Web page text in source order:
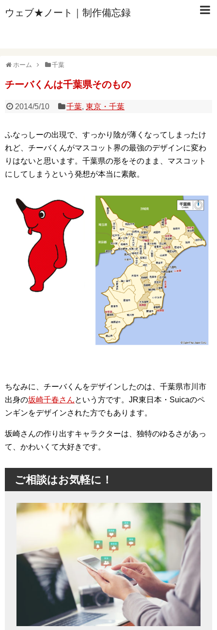
ウェブ★ノート｜制作備忘録
ホーム 千葉
チーバくんは千葉県そのもの
2014/5/10 千葉,東京・千葉
ふなっしーの出現で、すっかり陰が薄くなってしまったけ
れど、チーバくんがマスコット界の最強のデザインに変わ
りはないと思います。千葉県の形をそのまま、マスコット
にしてしまうという発想が本当に素敵。
ちなみに、チーバくんをデザインしたのは、千葉県市川市
出身の坂崎千春さんという方です。JR東日本・Suicaのペ
ンギンをデザインされた方でもあります。
坂崎さんの作り出すキャラクターは、独特のゆるさがあっ
て、かわいくて大好きです。
ご相談はお気軽に！